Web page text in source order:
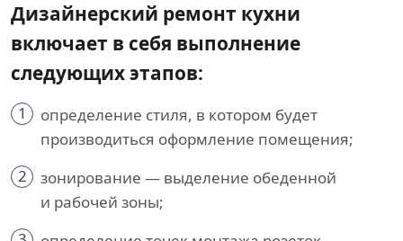
Дизайнерский ремонт кухни
включает в себя выполнение
следующих этапов:
1
определение стиля, в котором будет
производиться оформление помещения;
2
зонирование — выделение обеденной
и рабочей зоны;